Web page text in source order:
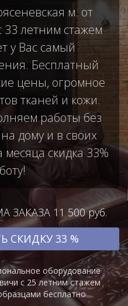
м. от
летним стажем
у Вас самый
Бесплатный
цены, огромное
тканей и кожи.
работы без
дому и в своих
скидка 33%
11 500 руб.
СКИДКУ 33 %
оборудование
с 25 летним стажем
бесплатно